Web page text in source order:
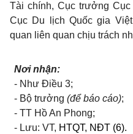
Tài chính, Cục trưởng
Cục Du lịch Quốc gia
quan liên quan chịu trách
Nơi nhận:
- Như Điều 3;
- Bộ trưởng(để báo cáo);
- TT Hồ An Phong;
- Lưu: VT, HTQT, NĐT (6).